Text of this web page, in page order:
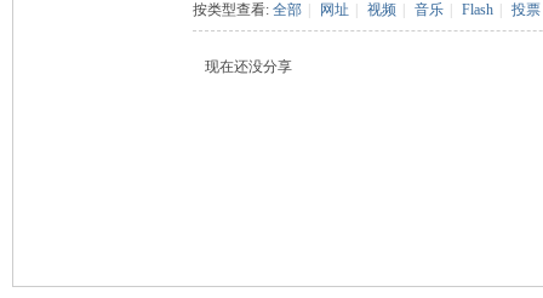
按类型查看: 全部 网址 视频 音乐 Flash 投票
现在还没分享